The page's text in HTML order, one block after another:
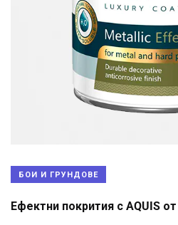
БОИ И ГРУНДОВЕ
Ефектни покрития с AQUIS